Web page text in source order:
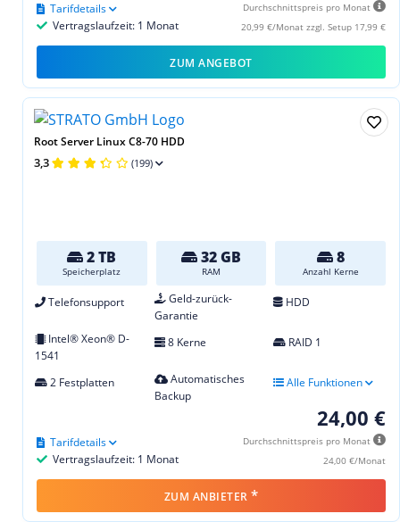
Durchschnittspreis pro Monat
20,99 €/Monat zzgl. Setup 17,99 €
Vertragslaufzeit: 1 Monat
Tarifdetails
ZUM ANGEBOT
Root Server Linux C8-70 HDD
3,3 (199)
2 TB
Speicherplatz
32 GB
RAM
8
Anzahl Kerne
Telefonsupport
Geld-zurück-
Garantie
HDD
Intel® Xeon® D-
1541
8 Kerne RAID 1
2 Festplatten
Automatisches
Backup
Alle Funktionen
24,00 €
Durchschnittspreis pro Monat
24,00 €/Monat
Vertragslaufzeit: 1 Monat
Tarifdetails
ZUM ANBIETER *